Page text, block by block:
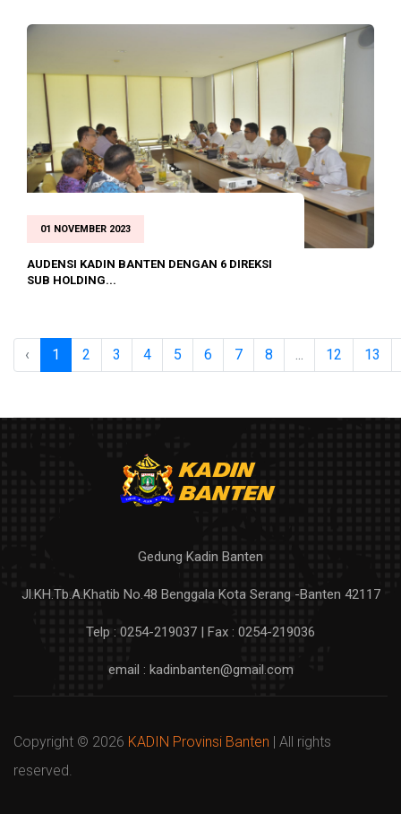
01 NOVEMBER 2023
AUDENSI KADIN BANTEN DENGAN 6 DIREKSI
SUB HOLDING...
‹ 1 2 3 4 5 6 7 8 ... 12 13
Gedung Kadin Banten
Jl.KH.Tb.A.Khatib No.48 Benggala Kota Serang -Banten 42117
Telp : 0254-219037 | Fax : 0254-219036
email : kadinbanten@gmail.com
Copyright © 2026 KADIN Provinsi Banten | All rights
reserved.